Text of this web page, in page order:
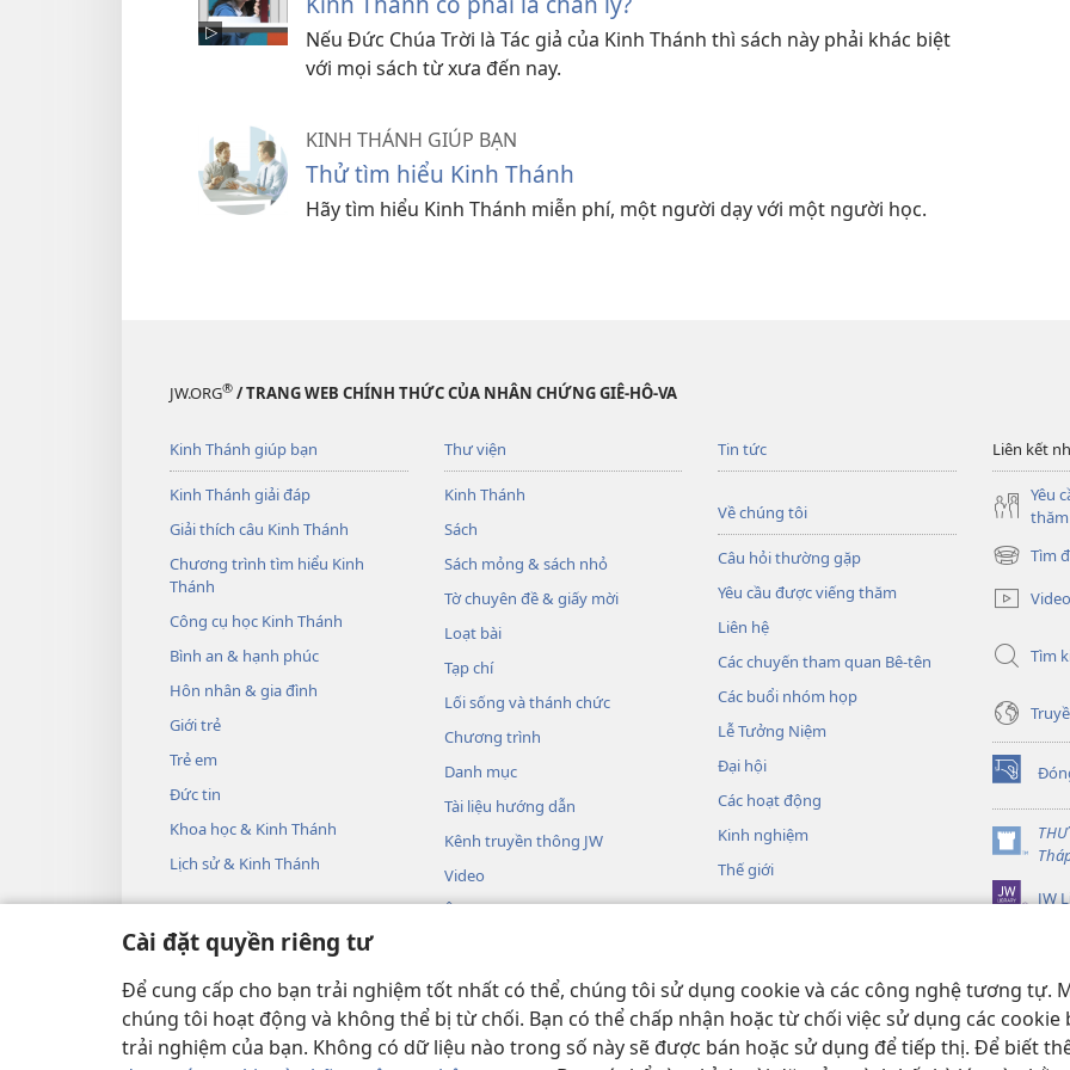
Cài đặt quyền riêng tư
Để cung cấp cho bạn trải nghiệm tốt nhất có thể, chúng tôi sử dụng cookie và các công nghệ tương tự.
chúng tôi hoạt động và không thể bị từ chối. Bạn có thể chấp nhận hoặc từ chối việc sử dụng các
trải nghiệm của bạn. Không có dữ liệu nào trong số này sẽ được bán hoặc sử dụng để tiếp thị. Để biết
Nếu Đức Chúa Trời là Tác giả của Kinh Thánh thì sách này phải khác biệt
với mọi sách từ xưa đến nay.
KINH THÁNH GIÚP BẠN
Thử tìm hiểu Kinh Thánh
Hãy tìm hiểu Kinh Thánh miễn phí, một người dạy với một người học.
JW.ORG® / TRANG WEB CHÍNH THỨC CỦA NHÂN CHỨNG GIÊ-HÔ-VA
Kinh Thánh giúp bạn
Kinh Thánh giải đáp
Giải thích câu Kinh Thánh
Chương trình tìm hiểu Kinh
Thánh
Công cụ học Kinh Thánh
Bình an & hạnh phúc
Hôn nhân & gia đình
Giới trẻ
Trẻ em
Đức tin
Khoa học & Kinh Thánh
Lịch sử & Kinh Thánh
Thư viện
Kinh Thánh
Sách
Sách mỏng & sách nhỏ
Tờ chuyên đề & giấy mời
Loạt bài
Tạp chí
Lối sống và thánh chức
Chương trình
Danh mục
Tài liệu hướng dẫn
Kênh truyền thông JW
Video
Âm nhạc
Phần đọc Kinh Thánh sống động
Tin tức
Về chúng tôi
Câu hỏi thường gặp
Yêu cầu được viếng thăm
Liên hệ
Các chuyến tham quan Bê-tên
Các buổi nhóm họp
Lễ Tưởng Niệm
Đại hội
Các hoạt động
Kinh nghiệm
Thế giới
Liên kết
Yêu
thăm
Tìm
(mở
cửa
sổ
Video
Tìm
(mở
cửa
sổ
mới)
(mở
cửa
sổ
JW